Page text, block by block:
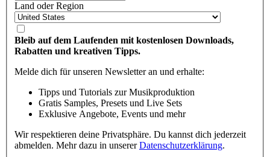
Land oder Region
Bleib auf dem Laufenden mit kostenlosen Downloads,
Rabatten und kreativen Tipps.
Melde dich für unseren Newsletter an und erhalte:
Tipps und Tutorials zur Musikproduktion
Gratis Samples, Presets und Live Sets
Exklusive Angebote, Events und mehr
Wir respektieren deine Privatsphäre. Du kannst dich jederzeit
abmelden. Mehr dazu in unsererDatenschutzerklärung.